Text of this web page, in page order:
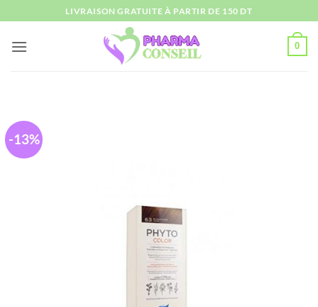
au
contenu
LIVRAISON GRATUITE À PARTIR DE 150 DT
0
-13%